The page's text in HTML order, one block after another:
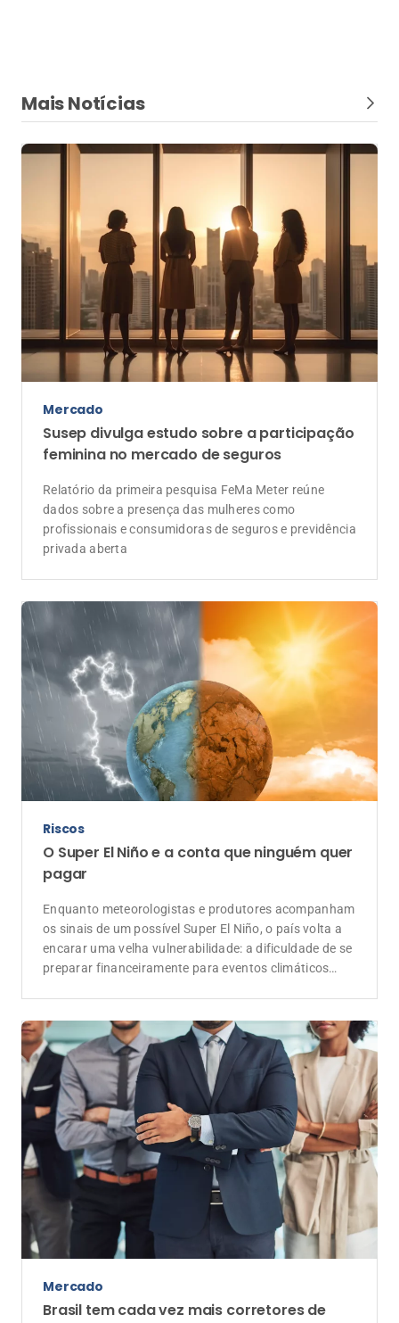
Mais Notícias
Mercado
Susep divulga estudo sobre a participação
feminina no mercado de seguros
Relatório da primeira pesquisa FeMa Meter reúne
dados sobre a presença das mulheres como
profissionais e consumidoras de seguros e previdência
privada aberta
Riscos
O Super El Niño e a conta que ninguém quer
pagar
Enquanto meteorologistas e produtores acompanham
os sinais de um possível Super El Niño, o país volta a
encarar uma velha vulnerabilidade: a dificuldade de se
preparar financeiramente para eventos climáticos
Mercado
Brasil tem cada vez mais corretores de